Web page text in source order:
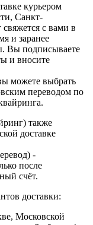
курьером
Санкт-
с вами в
и заранее
Вы подписываете
и вносите
можете выбрать
переводом по
также
доставке
-
после
счёт.
доставки:
Московской